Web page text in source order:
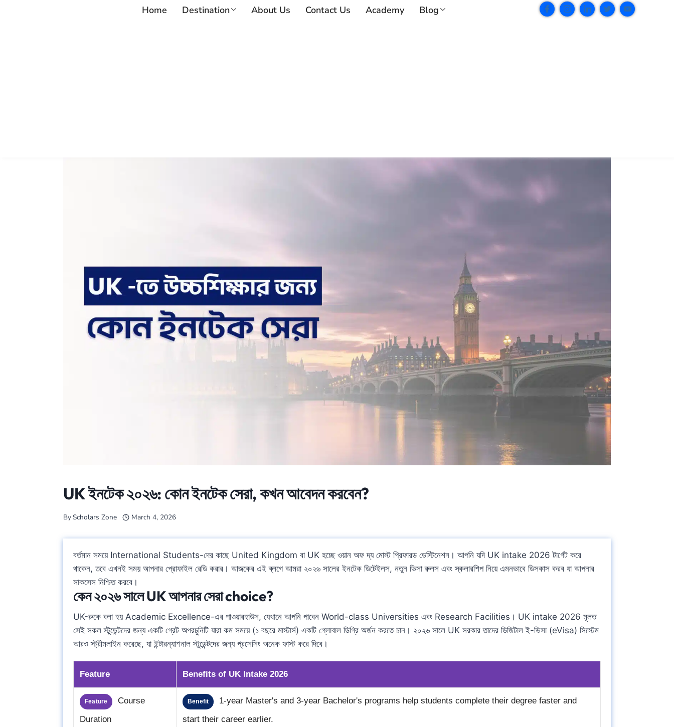
Home Destination About Us Contact Us Academy Blog
UK ইনটেক ২০২৬: কোন ইনটেক সেরা, কখন আবেদন করবেন?
ByScholars Zone March 4, 2026
বর্তমান সময়ে International Students-দের কাছে United Kingdom বা UK হচ্ছে ওয়ান অফ দ্য মোস্ট প্রিফারড ডেস্টিনেশন। আপনি যদি UK intake 2026 টার্গেট করে
থাকেন, তবে এখনই সময় আপনার প্রোফাইল রেডি করার। আজকের এই ব্লগে আমরা ২০২৬ সালের ইনটেক ডিটেইলস, নতুন ভিসা রুলস এবং স্কলারশিপ নিয়ে এমনভাবে ডিসকাস করব যা আপনার
সাকসেস নিশ্চিত করবে।
কেন ২০২৬ সালে UK আপনার সেরা choice?
UK-রুকে বলা হয় Academic Excellence-এর পাওয়ারহাউস, যেখানে আপনি পাবেন World-class Universities এবং Research Facilities। UK intake 2026 মূলত
সেই সকল স্টুডেন্টদের জন্য একটি গ্রেট অপরচুনিটি যারা কম সময়ে (১ বছরে মাস্টার্স) একটি গ্লোবাল ডিগ্রি অর্জন করতে চান। ২০২৬ সালে UK সরকার তাদের ডিজিটাল ই-ভিসা (eVisa) সিস্টেম
আরও স্ট্রীমলাইন করেছে, যা ইন্টারন্যাশনাল স্টুডেন্টদের জন্য প্রসেসিং অনেক ফাস্ট করে দিবে।
Feature Benefits of UK Intake 2026
Feature
Course
Duration
Benefit
1-year Master's and 3-year Bachelor's programs help students complete their degree faster and
start their career earlier.